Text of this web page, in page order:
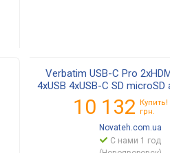
Verbatim USB-C Pro
4xUSB 4xUSB-C SD microSD
10 132
Купить!
грн.
Novateh.com.ua
С нами 1 год